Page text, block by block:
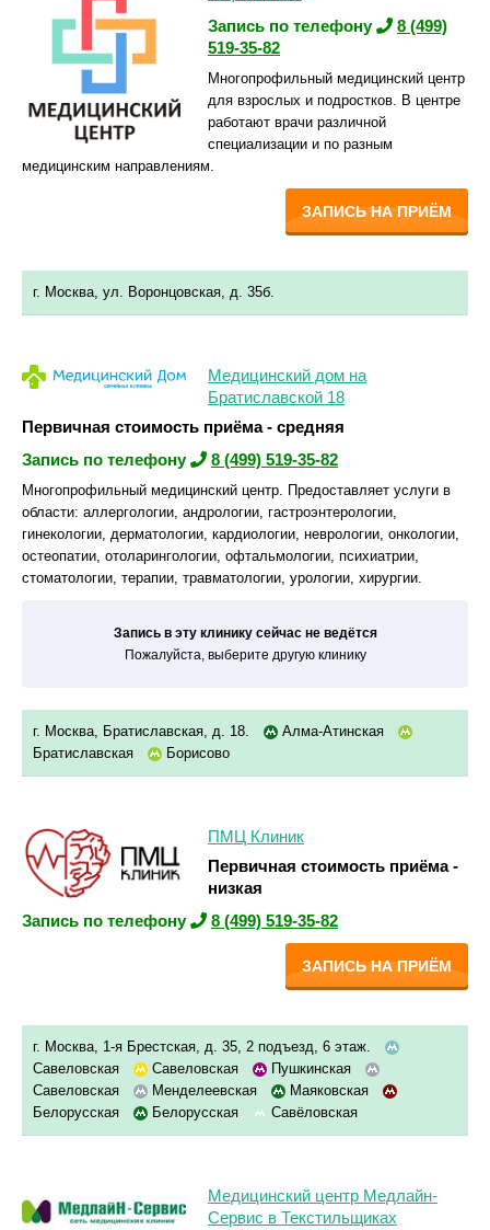
Запись по телефону
8 (499)
519-35-82
Многопрофильный медицинский центр
для взрослых и подростков. В центре
работают врачи различной
специализации и по разным
медицинским направлениям.
ЗАПИСЬ НА ПРИЁМ
г. Москва, ул. Воронцовская, д. 35б.
Медицинский дом на
Братиславской 18
Первичная стоимость приёма - средняя
Запись по телефону
8 (499) 519-35-82
Многопрофильный медицинский центр. Предоставляет услуги в
области: аллергологии, андрологии, гастроэнтерологии,
гинекологии, дерматологии, кардиологии, неврологии, онкологии,
остеопатии, отоларингологии, офтальмологии, психиатрии,
стоматологии, терапии, травматологии, урологии, хирургии.
Запись в эту клинику сейчас не ведётся
Пожалуйста, выберите другую клинику
г. Москва, Братиславская, д. 18.
Алма-Атинская
Братиславская
Борисово
ПМЦ Клиник
Первичная стоимость приёма -
низкая
Запись по телефону
8 (499) 519-35-82
ЗАПИСЬ НА ПРИЁМ
г. Москва, 1-я Брестская, д. 35, 2 подъезд, 6 этаж.
Савеловская
Савеловская
Пушкинская
Савеловская
Менделеевская
Маяковская
Белорусская
Белорусская Савёловская
Медицинский центр Медлайн-
Сервис в Текстильщиках